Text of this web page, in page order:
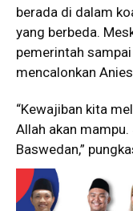
berada di dalam
yang berbeda.
pemerintah
mencalonkan
“Kewajiban kita
Allah akan
Baswedan,”